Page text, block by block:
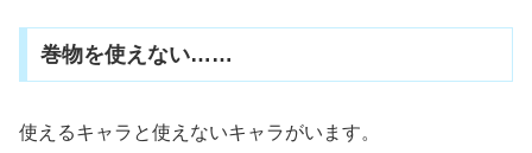
巻物を使えない……
使えるキャラと使えないキャラがいます。